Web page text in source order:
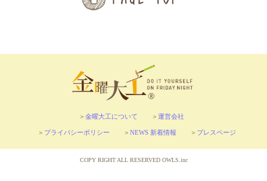
金曜大工について 運営会社
プライバシーポリシー NEWS 新着情報 プレスページ
COPY RIGHT ALL RESERVED OWLS.inc